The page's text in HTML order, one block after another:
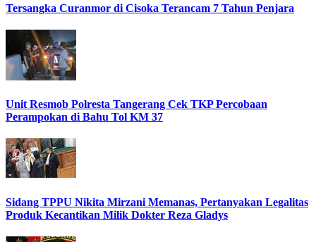
Tersangka Curanmor di Cisoka Terancam 7 Tahun Penjara
Unit Resmob Polresta Tangerang Cek TKP Percobaan
Perampokan di Bahu Tol KM 37
Sidang TPPU Nikita Mirzani Memanas, Pertanyakan Legalitas
Produk Kecantikan Milik Dokter Reza Gladys